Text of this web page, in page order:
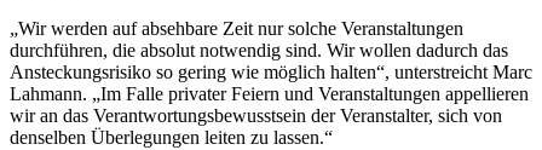
„Wir werden auf absehbare Zeit nur solche Veranstaltungen
durchführen, die absolut notwendig sind. Wir wollen dadurch das
Ansteckungsrisiko so gering wie möglich halten“, unterstreicht Marc
Lahmann. „Im Falle privater Feiern und Veranstaltungen appellieren
wir an das Verantwortungsbewusstsein der Veranstalter, sich von
denselben Überlegungen leiten zu lassen.“